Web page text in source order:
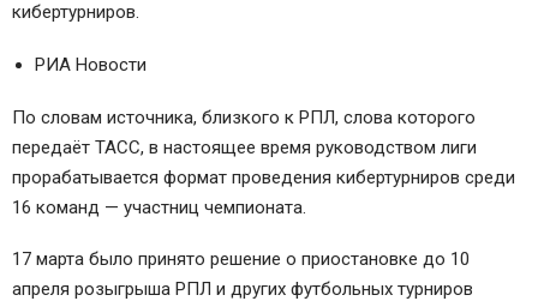
кибертурниров.
РИА Новости
По словам источника, близкого к РПЛ, слова которого
передаёт ТАСС, в настоящее время руководством лиги
прорабатывается формат проведения кибертурниров среди
16 команд — участниц чемпионата.
17 марта было принято решение о приостановке до 10
апреля розыгрыша РПЛ и других футбольных турниров